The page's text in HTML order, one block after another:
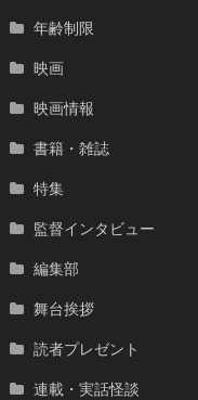
年齢制限
映画
映画情報
書籍・雑誌
特集
監督インタビュー
編集部
舞台挨拶
読者プレゼント
連載・実話怪談